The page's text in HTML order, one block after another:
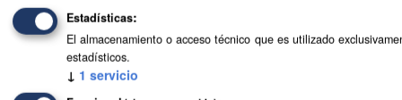
Tema
ambiente
URI del
publicador
Estadísticas
El almacenamiento o acceso técnico que es utilizado
estadísticos.
↓ 1 servicio